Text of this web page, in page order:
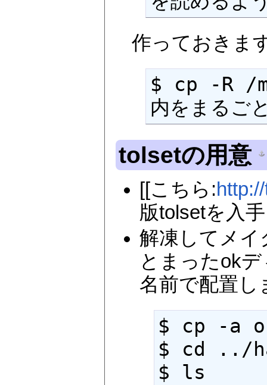
作っておきま
$ cp -R
内をまるご
tolsetの用意
[[こちら:
版tolsetを入
解凍してメイ
とまったok
名前で配置し
$ cp -a
$ cd ../
$ ls